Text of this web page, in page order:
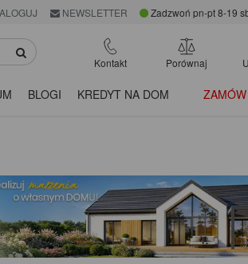
NEWSLETTER Zadzwoń pn-pt 8-19
Kontakt Porównaj
BLOGI KREDYT NA DOM